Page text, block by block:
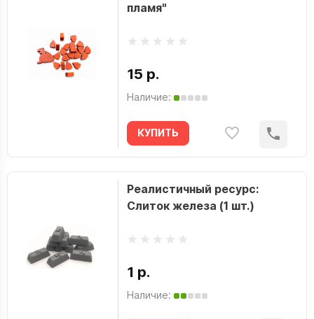
пламя"
15 р.
Наличие:
КУПИТЬ
Реалистичный ресурс:
Слиток железа (1 шт.)
1 р.
Наличие: